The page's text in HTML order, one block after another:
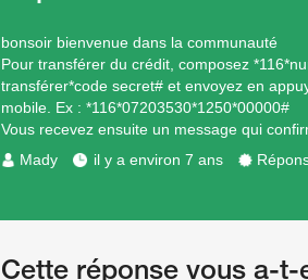
bonsoir bienvenue dans la communauté
Pour transférer du crédit, composez
transférer*code secret# et envoyez en
mobile. Ex : *116*07203530*1250*00000#
Vous recevez ensuite un message qui
Mady
il y a environ 7 ans
Cette réponse vous a-t-